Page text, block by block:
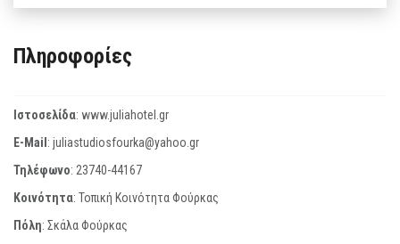
Πληροφορίες
Ιστοσελίδα: www.juliahotel.gr
E-Mail: juliastudiosfourka@yahoo.gr
Τηλέφωνο: 23740-44167
Κοινότητα: Τοπική Κοινότητα Φούρκας
Πόλη: Σκάλα Φούρκας